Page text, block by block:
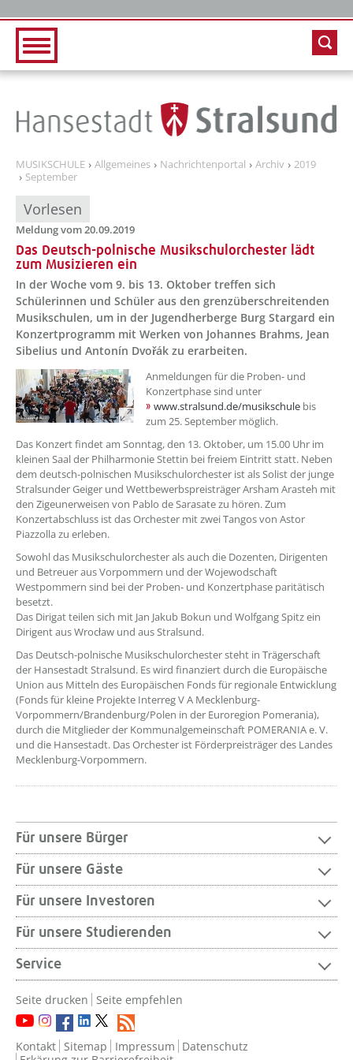
MUSIKSCHULE Allgemeines Nachrichtenportal Archiv
2019
September
Vorlesen
Meldung vom 20.09.2019
Das Deutsch-polnische Musikschulorchester lädt
zum Musizieren ein
In der Woche vom 9. bis 13. Oktober treffen sich
Schülerinnen und Schüler aus den grenzüberschreitenden
Musikschulen, um in der Jugendherberge Burg Stargard ein
Konzertprogramm mit Werken von Johannes Brahms, Jean
Sibelius und Antonín Dvořák zu erarbeiten.
Anmeldungen für die Proben- und
Konzertphase sind unter
www.stralsund.de/musikschule bis
zum 25. September möglich.
Das Konzert findet am Sonntag, den 13. Oktober, um 15.00 Uhr im
kleinen Saal der Philharmonie Stettin bei freiem Eintritt statt. Neben
dem deutsch-polnischen Musikschulorchester ist als Solist der junge
Stralsunder Geiger und Wettbewerbspreisträger Arsham Arasteh mit
den Zigeunerweisen von Pablo de Sarasate zu hören. Zum
Konzertabschluss ist das Orchester mit zwei Tangos von Astor
Piazzolla zu erleben.
Sowohl das Musikschulorchester als auch die Dozenten, Dirigenten
und Betreuer aus Vorpommern und der Wojewodschaft
Westpommern sind bei der Proben- und Konzertphase paritätisch
besetzt.
Das Dirigat teilen sich mit Jan Jakub Bokun und Wolfgang Spitz ein
Dirigent aus Wrocław und aus Stralsund.
Das Deutsch-polnische Musikschulorchester steht in Trägerschaft
der Hansestadt Stralsund. Es wird finanziert durch die Europäische
Union aus Mitteln des Europäischen Fonds für regionale Entwicklung
(Fonds für kleine Projekte Interreg V A Mecklenburg-
Vorpommern/Brandenburg/Polen in der Euroregion Pomerania),
durch die Mitglieder der Kommunalgemeinschaft POMERANIA e. V.
und die Hansestadt. Das Orchester ist Förderpreisträger des Landes
Mecklenburg-Vorpommern.
Für unsere Bürger
Für unsere Gäste
Für unsere Investoren
Für unsere Studierenden
Service
Seite drucken Seite empfehlen
Kontakt Sitemap Impressum Datenschutz